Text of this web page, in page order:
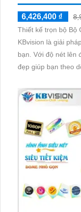
6,426,400 ₫
Thiết kế trọn bộ Bộ
KBvision là giải
bạn. Với độ nét lên đến 2.0 MP, chất lượng hình ảnh sáng
đẹp giúp bạn theo
đem lại sự tin cậy